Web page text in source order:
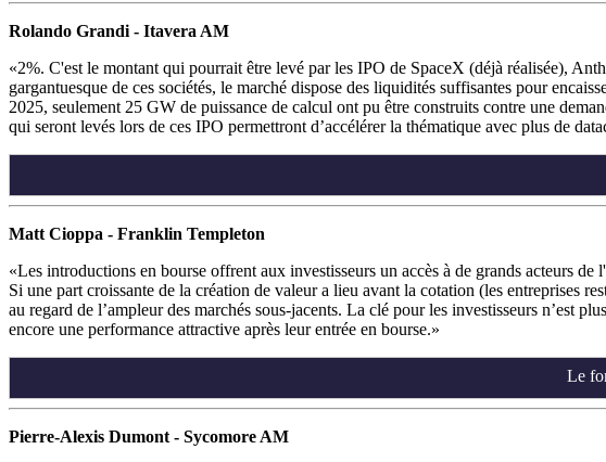
Rolando Grandi - Itavera AM
2%. C'est le montant qui pourrait être levé par les IPO de SpaceX (déjà réalisée),
gargantuesque de ces sociétés, le marché dispose des liquidités suffisantes pour
2025, seulement 25 GW de puissance de calcul ont pu être construits contre une
qui seront levés lors de ces IPO permettront d’accélérer la thématique avec plus de
Matt Cioppa - Franklin Templeton
Les introductions en bourse offrent aux investisseurs un accès à de grands acteurs
Si une part croissante de la création de valeur a lieu avant la cotation (les entreprises
au regard de l’ampleur des marchés sous‑jacents. La clé pour les investisseurs n’est
encore une performance attractive après leur entrée en bourse.
Le
Pierre-Alexis Dumont - Sycomore AM